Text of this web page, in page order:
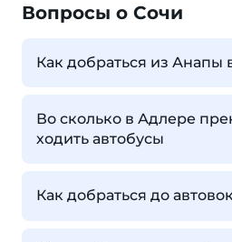
Вопросы о Сочи
Как добраться из Анапы
Во сколько в Адлере
ходить автобусы
Как добраться до